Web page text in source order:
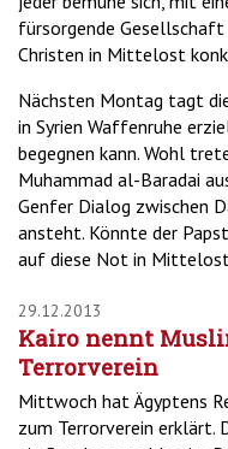
fürsorgende
Christen in Mittelost
Nächsten Montag tagt
in Syrien Waffenruhe
begegnen kann. Wohl
Muhammad al-Baradai
Genfer Dialog zwischen
ansteht. Könnte der
auf diese Not in
29.12.2013
Kairo nennt
Terrorverein
Mittwoch hat Ägyptens
zum Terrorverein erklärt.